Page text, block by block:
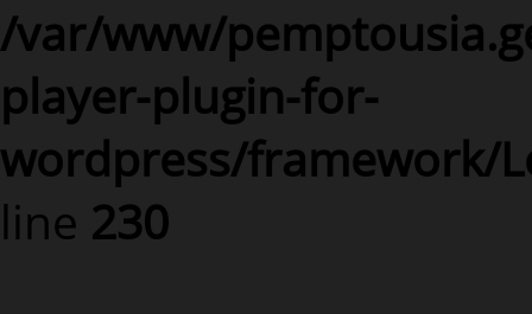
/var/www/
player-plugin-for-
wordpress/framework/
line 230